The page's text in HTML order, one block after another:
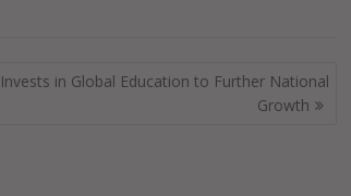
Invests in Global Education to Further National
Growth